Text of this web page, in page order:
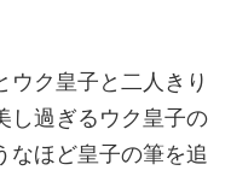
ウク皇子と二人きり
し過ぎるウク皇子の
なほど皇子の筆を追